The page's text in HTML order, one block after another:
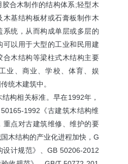
合木制作的结构体系;轻型木
木基结构板材或石膏板制作木
系统，从而构成单层或多层的
可以用于大型的工业和民用建
合木结构等梁柱式木结构主要
业、商业、学校、体育、娱
统木建筑中。
构相关标准。早在1992年，
1992《古建筑木结构维
重点对古建筑维修、维护的要
木结构的产业化进程加快，G
设计规范》、GB 50206-2012